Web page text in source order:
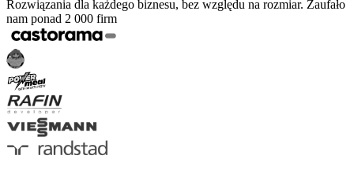
Rozwiązania dla każdego biznesu, bez względu na rozmiar. Zaufało
nam ponad 2 000 firm